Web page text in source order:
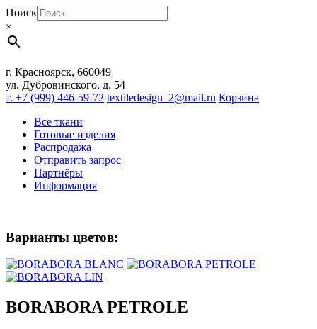
Поиск
×
г. Красноярск, 660049
ул. Дубровинского, д. 54
т. +7 (999) 446-59-72 textiledesign_2@mail.ru Корзина
Все ткани
Готовые изделия
Распродажа
Отправить запрос
Партнёры
Информация
Варианты цветов:
BORABORA PETROLE